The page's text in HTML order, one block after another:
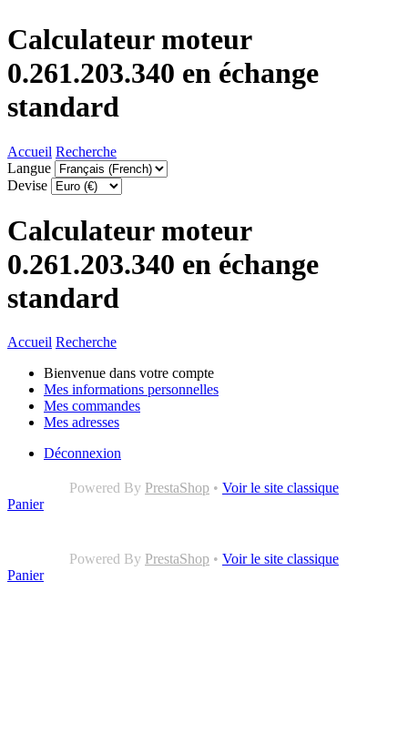
Calculateur moteur
0.261.203.340 en échange
standard
Accueil Recherche
Langue
Devise
Calculateur moteur
0.261.203.340 en échange
standard
Accueil Recherche
Bienvenue dans votre compte
Mes informations personnelles
Mes commandes
Mes adresses
Déconnexion
Powered By PrestaShop • Voir le site classique
Panier
Powered By PrestaShop • Voir le site classique
Panier